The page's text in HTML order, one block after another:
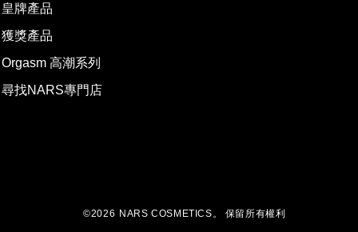
皇牌產品
獲獎產品
Orgasm 高潮系列
尋找NARS專門店
©2026 NARS COSMETICS。 保留所有權利